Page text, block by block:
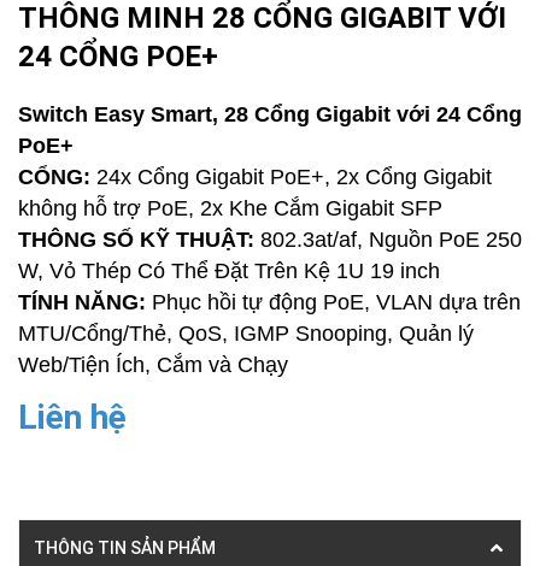
THÔNG MINH 28 CỔNG GIGABIT VỚI
24 CỔNG POE+
Switch Easy Smart, 28 Cổng Gigabit với 24 Cổng
PoE+
CỔNG: 24x Cổng Gigabit PoE+, 2x Cổng Gigabit
không hỗ trợ PoE, 2x Khe Cắm Gigabit SFP
THÔNG SỐ KỸ THUẬT: 802.3at/af, Nguồn PoE 250
W, Vỏ Thép Có Thể Đặt Trên Kệ 1U 19 inch
TÍNH NĂNG: Phục hồi tự động PoE, VLAN dựa trên
MTU/Cổng/Thẻ, QoS, IGMP Snooping, Quản lý
Web/Tiện Ích, Cắm và Chạy
Liên hệ
THÔNG TIN SẢN PHẨM